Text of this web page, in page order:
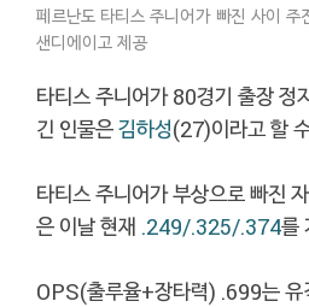
페르난도 타티스 주니어가 빠진 사이 주
샌디에이고 제공
타티스 주니어가 80경기 출장 정
긴 인물은김하성(27)이라고 할
타티스 주니어가 부상으로 빠진
은 이날 현재 .249/.325/.374를
OPS(출루율+장타력) .699는 유